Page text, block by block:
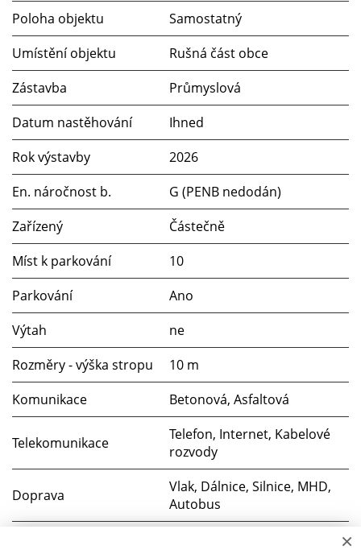
Poloha objektu
Samostatný
Umístění objektu
Rušná část obce
Zástavba
Průmyslová
Datum nastěhování
Ihned
Rok výstavby
2026
En. náročnost b.
G (PENB nedodán)
Zařízený
Částečně
Míst k parkování
10
Parkování
Ano
Výtah
ne
Rozměry - výška stropu
10 m
Komunikace
Betonová, Asfaltová
Telekomunikace
Telefon, Internet, Kabelové
rozvody
Doprava
Vlak, Dálnice, Silnice, MHD,
Autobus
×